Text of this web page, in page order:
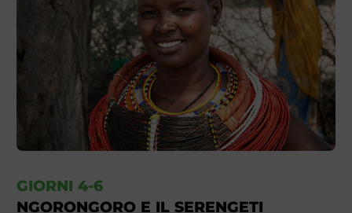
GIORNI 4-6
NGORONGORO E IL SERENGETI